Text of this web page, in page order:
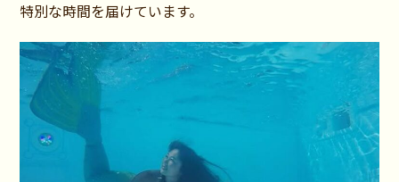
特別な時間を届けています。